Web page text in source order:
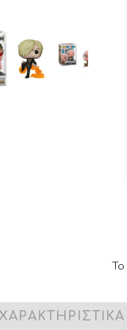
ΧΑΡΑΚΤΗΡΙΣΤΙΚΑ